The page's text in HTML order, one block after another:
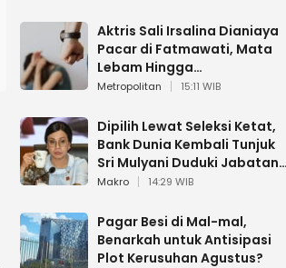
Aktris Sali Irsalina Dianiaya
Pacar di Fatmawati, Mata
Lebam Hingga
Diselamatkan Polantas
Metropolitan 15:11 WIB
Dipilih Lewat Seleksi Ketat,
Bank Dunia Kembali Tunjuk
Sri Mulyani Duduki Jabatan
Strategis
Makro 14:29 WIB
Pagar Besi di Mal-mal,
Benarkah untuk Antisipasi
Plot Kerusuhan Agustus?